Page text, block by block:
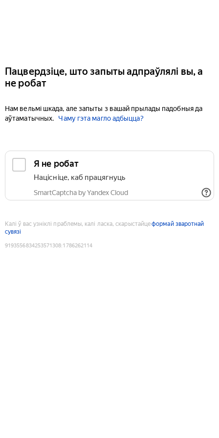
Пацвердзіце, што запыты адпраўлялі вы, а
не робат
Нам вельмі шкада, але запыты з вашай прылады падобныя да
аўтаматычных.
Чаму гэта магло адбыцца?
Я не робат
Націсніце, каб працягнуць
SmartCaptcha by Yandex Cloud
Калі ў вас узніклі праблемы, калі ласка, скарыстайцеформай зваротнай
сувязі
9193556834253571308:1786262114